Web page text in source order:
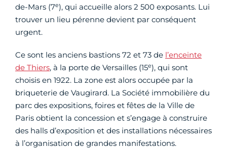
de-Mars (7e), qui accueille alors 2 500 exposants. Lui
trouver un lieu pérenne devient par conséquent
urgent.
Ce sont les anciens bastions 72 et 73 de l’enceinte
de Thiers, à la porte de Versailles (15e), qui sont
choisis en 1922. La zone est alors occupée par la
briqueterie de Vaugirard. La Société immobilière du
parc des expositions, foires et fêtes de la Ville de
Paris obtient la concession et s’engage à construire
des halls d’exposition et des installations nécessaires
à l’organisation de grandes manifestations.